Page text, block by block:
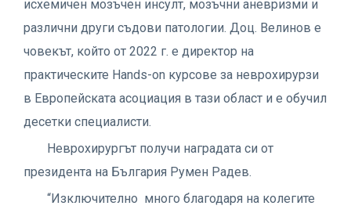
исхемичен мозъчен инсулт, мозъчни аневризми и
различни други съдови патологии. Доц. Велинов е
човекът, който от 2022 г. е директор на
практическите Hands-on курсове за неврохирурзи
в Европейската асоциация в тази област и е обучил
десетки специалисти.
Неврохирургът получи наградата си от
президента на България Румен Радев.
“Изключително много благодаря на колегите